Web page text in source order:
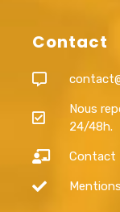
Contact
Nous
24/48h.
Contact